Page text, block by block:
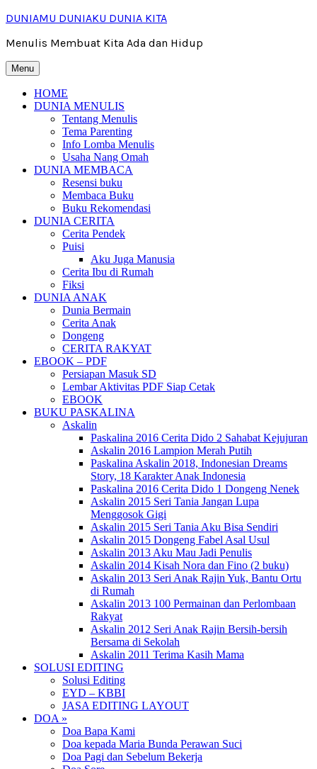
Skip
content
DUNIAMU DUNIAKU DUNIA KITA
Menulis Membuat Kita Ada dan Hidup
Menu
HOME
DUNIA MENULIS
Tentang Menulis
Tema Parenting
Info Lomba Menulis
Usaha Nang Omah
DUNIA MEMBACA
Resensi buku
Membaca Buku
Buku Rekomendasi
DUNIA CERITA
Cerita Pendek
Puisi
Aku Juga Manusia
Cerita Ibu di Rumah
Fiksi
DUNIA ANAK
Dunia Bermain
Cerita Anak
Dongeng
CERITA RAKYAT
EBOOK – PDF
Persiapan Masuk SD
Lembar Aktivitas PDF Siap Cetak
EBOOK
BUKU PASKALINA
Askalin
Paskalina 2016 Cerita Dido 2 Sahabat Kejujuran
Askalin 2016 Lampion Merah Putih
Paskalina Askalin 2018, Indonesian Dreams
Story, 18 Karakter Anak Indonesia
Paskalina 2016 Cerita Dido 1 Dongeng Nenek
Askalin 2015 Seri Tania Jangan Lupa
Menggosok Gigi
Askalin 2015 Seri Tania Aku Bisa Sendiri
Askalin 2015 Dongeng Fabel Asal Usul
Askalin 2013 Aku Mau Jadi Penulis
Askalin 2014 Kisah Nora dan Fino (2 buku)
Askalin 2013 Seri Anak Rajin Yuk, Bantu Ortu
di Rumah
Askalin 2013 100 Permainan dan Perlombaan
Rakyat
Askalin 2012 Seri Anak Rajin Bersih-bersih
Bersama di Sekolah
Askalin 2011 Terima Kasih Mama
SOLUSI EDITING
Solusi Editing
EYD – KBBI
JASA EDITING LAYOUT
DOA »
Doa Bapa Kami
Doa kepada Maria Bunda Perawan Suci
Doa Pagi dan Sebelum Bekerja